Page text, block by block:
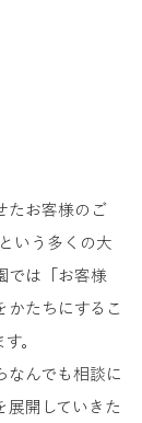
たお客様のご
いう多くの大
では「お客様
かたちにするこ
。
なんでも相談に
展開していきた